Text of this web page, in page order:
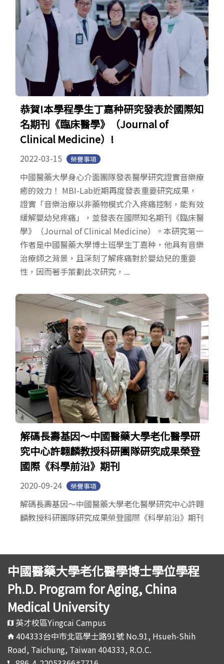
恭賀!本學程學生丁嘉种研究發表於國際知
名期刊《臨床醫學》（Journal of
Clinical Medicine）!
2022-03-15 榮譽事項
中國醫藥大學身心介面團隊發表醫學研究證實音樂療
癒的效力！ MBI-Lab近期再度發表重要研究成果，
證實「音樂治療以非藥物模式介入疼痛控制，能有效
緩解嬰幼兒疼痛」，並發表在國際知名期刊《臨床醫
學》（Journal of Clinical Medicine）。本研究第一
作者是中國醫藥大學博士班學生丁嘉种，他具有音樂
治療師之背景，且深刻了解疼痛對於嬰幼兒的重要
性，因而著手策劃此次研究，...
解碼長壽基因～中國醫藥大學老化醫學研
究中心許翺麟教授科研團隊研究成果榮登
國際《科學前沿》期刊
2020-09-24 榮譽事項
解碼長壽基因～中國醫藥大學老化醫學研究中心許翺
麟教授科研團隊研究成果榮登國際《科學前沿》期刊
中國醫藥大學老化醫學博士學位學程
Ph.D. Program for Aging, China
Medical University
英才校區Yingcai Campus
404333台中市北區學士路91號 No.91, Hsueh-Shih
Road, Taichung, Taiwan 404333, R.O.C.